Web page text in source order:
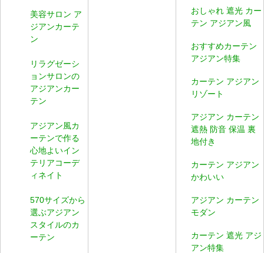
美容サロン ア
ジアンカーテ
ン
リラグゼーシ
ョンサロンの
アジアンカー
テン
アジアン風カ
ーテンで作る
心地よいイン
テリアコーデ
ィネイト
570サイズから
選ぶアジアン
スタイルのカ
ーテン
おしゃれ 遮光 カー
テン アジアン風
おすすめカーテン
アジアン特集
カーテン アジアン
リゾート
アジアン カーテン
遮熱 防音 保温 裏
地付き
カーテン アジアン
かわいい
アジアン カーテン
モダン
カーテン 遮光 アジ
アン特集